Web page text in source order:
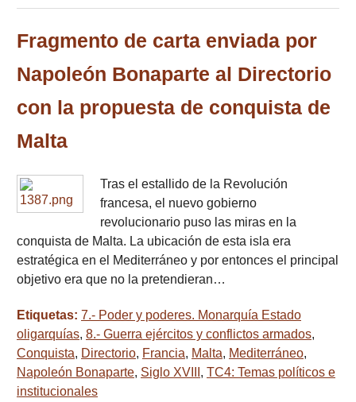
Fragmento de carta enviada por
Napoleón Bonaparte al Directorio
con la propuesta de conquista de
Malta
Tras el estallido de la Revolución
francesa, el nuevo gobierno
revolucionario puso las miras en la
conquista de Malta. La ubicación de esta isla era
estratégica en el Mediterráneo y por entonces el principal
objetivo era que no la pretendieran…
Etiquetas: 7.- Poder y poderes. Monarquía Estado
oligarquías, 8.- Guerra ejércitos y conflictos armados,
Conquista, Directorio, Francia, Malta, Mediterráneo,
Napoleón Bonaparte, Siglo XVIII , TC4: Temas políticos e
institucionales